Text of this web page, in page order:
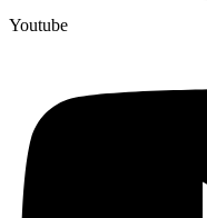
Youtube